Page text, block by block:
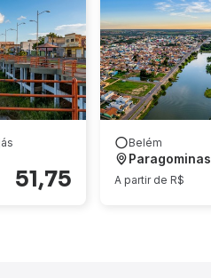
51,75
Belém
Paragominas
A partir de R$